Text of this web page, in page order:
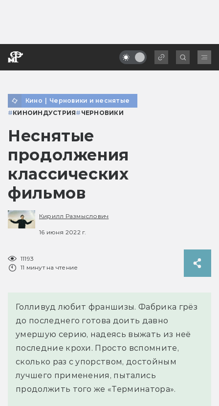
Кино | Черновики и неснятые
#КИНОИНДУСТРИЯ# ЧЕРНОВИКИ
Неснятые
продолжения
классических
фильмов
Кирилл Размыслович
16 июня 2022 г.
11193
11 минут на чтение
Голливуд любит франшизы. Фабрика грёз
до последнего готова доить давно
умершую серию, надеясь выжать из неё
последние крохи. Просто вспомните,
сколько раз с упорством, достойным
лучшего применения, пытались
продолжить того же «Терминатора».